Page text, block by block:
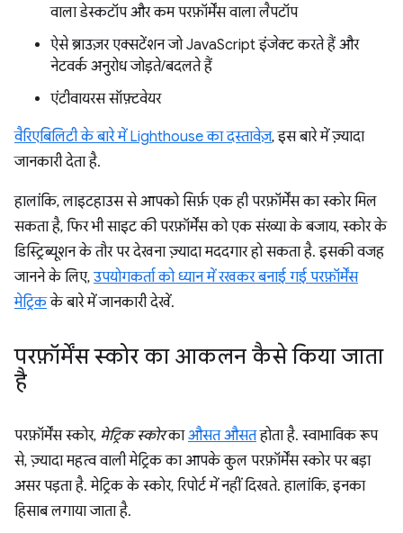
वाला डेस्कटॉप और कम परफ़ॉर्मेंस वाला लैपटॉप
ऐसे ब्राउज़र एक्सटेंशन जो JavaScript इंजेक्ट करते हैं और
नेटवर्क अनुरोध जोड़ते/बदलते हैं
एंटीवायरस सॉफ़्टवेयर
वैरिएबिलिटी के बारे में Lighthouse का दस्तावेज़, इस बारे में ज़्यादा
जानकारी देता है.
हालांकि, लाइटहाउस से आपको सिर्फ़ एक ही परफ़ॉर्मेंस का स्कोर मिल
सकता है, फिर भी साइट की परफ़ॉर्मेंस को एक संख्या के बजाय, स्कोर के
डिस्ट्रिब्यूशन के तौर पर देखना ज़्यादा मददगार हो सकता है. इसकी वजह
जानने के लिए, उपयोगकर्ता को ध्यान में रखकर बनाई गई परफ़ॉर्मेंस
मेट्रिकके बारे में जानकारी देखें.
परफ़ॉर्मेंस स्कोर का आकलन कैसे किया जाता
है
परफ़ॉर्मेंस स्कोर, मेट्रिक स्कोरकाऔसत औसतहोता है. स्वाभाविक रूप
से, ज़्यादा महत्व वाली मेट्रिक का आपके कुल परफ़ॉर्मेंस स्कोर पर बड़ा
असर पड़ता है. मेट्रिक के स्कोर, रिपोर्ट में नहीं दिखते. हालांकि, इनका
हिसाब लगाया जाता है.